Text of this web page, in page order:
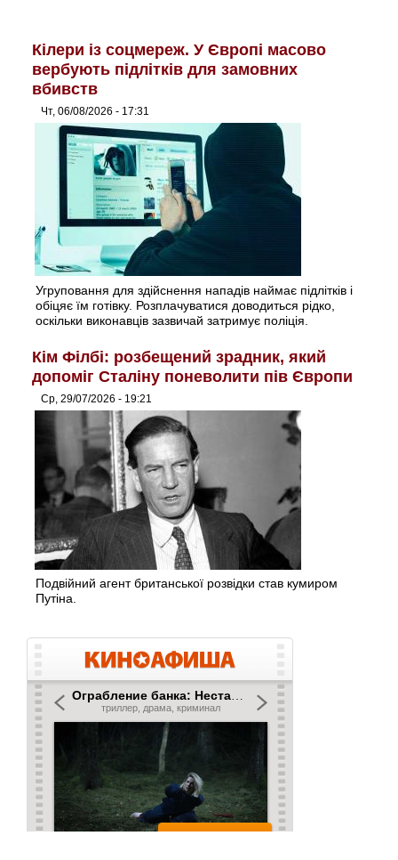
Кілери із соцмереж. У Європі масово
вербують підлітків для замовних
вбивств
Чт, 06/08/2026 - 17:31
Угруповання для здійснення нападів наймає підлітків і
обіцяє їм готівку. Розплачуватися доводиться рідко,
оскільки виконавців зазвичай затримує поліція.
Кім Філбі: розбещений зрадник, який
допоміг Сталіну поневолити пів Європи
Ср, 29/07/2026 - 19:21
Подвійний агент британської розвідки став кумиром
Путіна.